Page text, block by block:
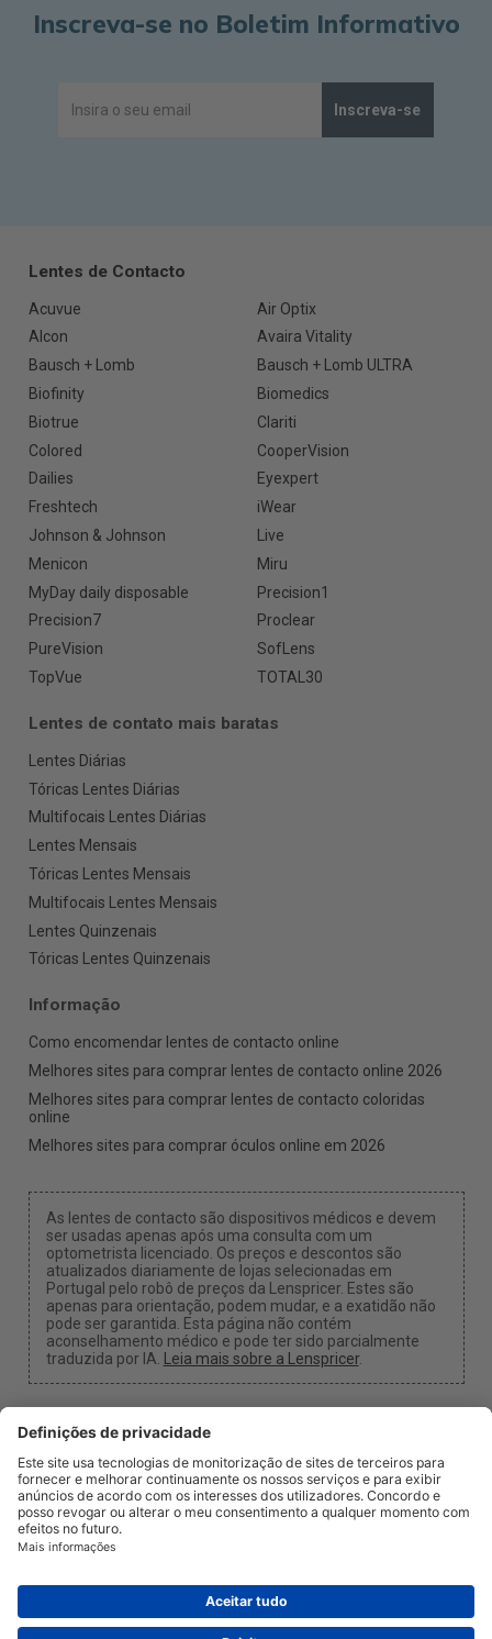
Inscreva-se no Boletim Informativo
Inscreva-se
Lentes de Contacto
Acuvue
Air Optix
Alcon
Avaira Vitality
Bausch + Lomb
Bausch + Lomb ULTRA
Biofinity
Biomedics
Biotrue
Clariti
Colored
CooperVision
Dailies
Eyexpert
Freshtech
iWear
Johnson & Johnson
Live
Menicon
Miru
MyDay daily disposable
Precision1
Precision7
Proclear
PureVision
SofLens
TopVue
TOTAL30
Lentes de contato mais baratas
Lentes Diárias
Tóricas Lentes Diárias
Multifocais Lentes Diárias
Lentes Mensais
Tóricas Lentes Mensais
Multifocais Lentes Mensais
Lentes Quinzenais
Tóricas Lentes Quinzenais
Informação
Como encomendar lentes de contacto online
Melhores sites para comprar lentes de contacto online 2026
Melhores sites para comprar lentes de contacto coloridas
online
Melhores sites para comprar óculos online em 2026
As lentes de contacto são dispositivos médicos e devem
ser usadas apenas após uma consulta com um
optometrista licenciado. Os preços e descontos são
atualizados diariamente de lojas selecionadas em
Portugal pelo robô de preços da Lenspricer. Estes são
apenas para orientação, podem mudar, e a exatidão não
pode ser garantida. Esta página não contém
aconselhamento médico e pode ter sido parcialmente
traduzida por IA. Leia mais sobre a Lenspricer.
Configurações de Cookies
Podemos receber uma comissão se usar um dos
Sobre nósNotíciasInformaçãoPrivacidadeLegal
info@lenspricer.pt